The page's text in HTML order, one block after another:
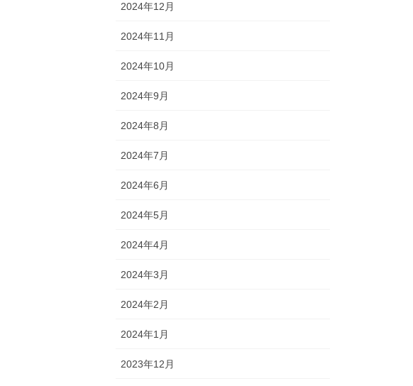
2024年12月
2024年11月
2024年10月
2024年9月
2024年8月
2024年7月
2024年6月
2024年5月
2024年4月
2024年3月
2024年2月
2024年1月
2023年12月